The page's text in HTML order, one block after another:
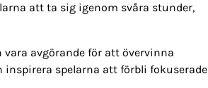
att ta sig igenom svåra stunder,
avgörande för att övervinna
inspirera spelarna att förbli fokuserade